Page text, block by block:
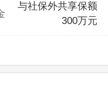
与社保外共享保额
300万元